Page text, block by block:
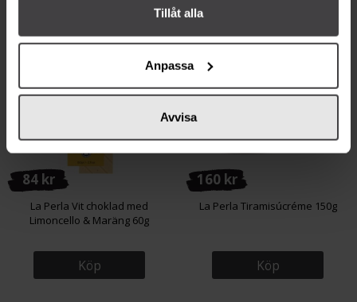
Tillåt alla
Anpassa
Avvisa
Från samma varumärke
84 kr
La Perla Vit choklad med
Limoncello & Maräng 60g
Köp
160 kr
La Perla Tiramisúcréme 150g
Köp